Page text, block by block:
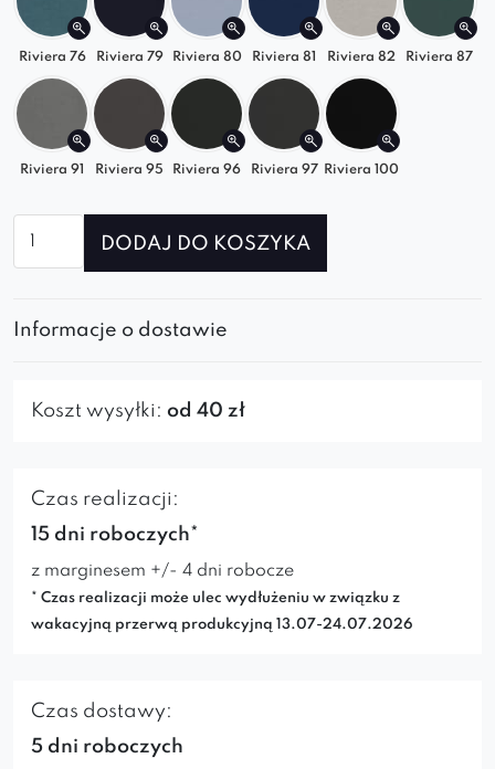
elegancki
funkcjonalny akcent
Riviera 76 Riviera 79 Riviera 80 Riviera 81 Riviera 82 Riviera 87
Riviera 91 Riviera 95 Riviera 96 Riviera 97 Riviera 100
Fotel
Black
DODAJ DO KOSZYKA
Informacje o dostawie
Koszt wysyłki: od 40 zł
Czas realizacji:
15 dni roboczych*
z marginesem +/- 4 dni robocze
* Czas realizacji może ulec wydłużeniu w związku z
wakacyjną przerwą produkcyjną 13.07-24.07.2026
Czas dostawy:
5 dni roboczych